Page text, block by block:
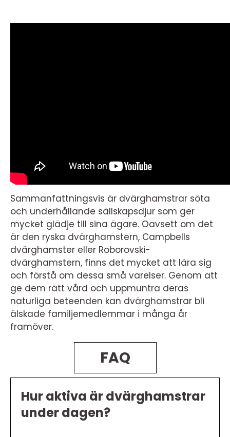
Sammanfattningsvis är dvärghamstrar söta
och underhållande sällskapsdjur som ger
mycket glädje till sina ägare. Oavsett om det
är den ryska dvärghamstern, Campbells
dvärghamster eller Roborovski-
dvärghamstern, finns det mycket att lära sig
och förstå om dessa små varelser. Genom att
ge dem rätt vård och uppmuntra deras
naturliga beteenden kan dvärghamstrar bli
älskade familjemedlemmar i många år
framöver.
FAQ
Hur aktiva är dvärghamstrar
under dagen?